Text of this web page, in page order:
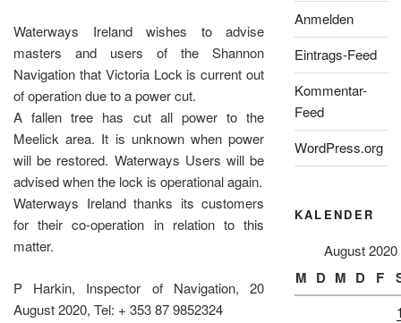
Waterways Ireland wishes to advise
masters and users of the Shannon
Navigation that Victoria Lock is current out
of operation due to a power cut.
A fallen tree has cut all power to the
Meelick area. It is unknown when power
will be restored. Waterways Users will be
advised when the lock is operational again.
Waterways Ireland thanks its customers
for their co-operation in relation to this
matter.
P Harkin, Inspector of Navigation, 20
August 2020, Tel: + 353 87 9852324
Anmelden
Eintrags-Feed
Kommentar-
Feed
WordPress.org
KALENDER
August 2020
M D M D F